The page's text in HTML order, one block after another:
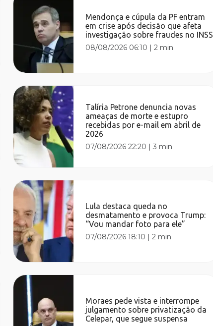
Mendonça e cúpula da PF entram
em crise após decisão que afeta
investigação sobre fraudes no INSS
08/08/2026 06:10 |2 min
Talíria Petrone denuncia novas
ameaças de morte e estupro
recebidas por e-mail em abril de
2026
07/08/2026 22:20 |3 min
Lula destaca queda no
desmatamento e provoca Trump:
“Vou mandar foto para ele”
07/08/2026 18:10 |2 min
Moraes pede vista e interrompe
julgamento sobre privatização da
Celepar, que segue suspensa